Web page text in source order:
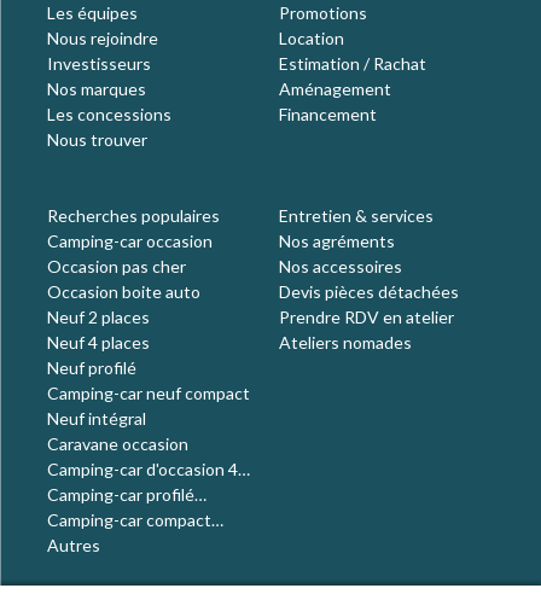
Les équipes
Nous rejoindre
Investisseurs
Nos marques
Les concessions
Nous trouver
Promotions
Location
Estimation / Rachat
Aménagement
Financement
Recherches populaires
Camping-car occasion
Occasion pas cher
Occasion boite auto
Neuf 2 places
Neuf 4 places
Neuf profilé
Camping-car neuf compact
Neuf intégral
Caravane occasion
Camping-car d'occasion 4
places
Camping-car profilé
occasion
Camping-car compact
occasion
Autres
Entretien & services
Nos agréments
Nos accessoires
Devis pièces détachées
Prendre RDV en atelier
Ateliers nomades